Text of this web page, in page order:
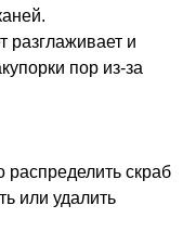
разглаживает и
пор из-за
скраб
или удалить